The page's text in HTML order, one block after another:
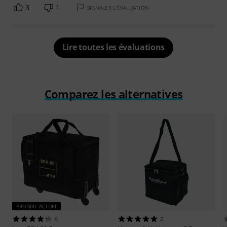
3 1 SIGNALER L'ÉVALUATION
Lire toutes les évaluations
Comparez les alternatives
PRODUIT ACTUEL
6 2